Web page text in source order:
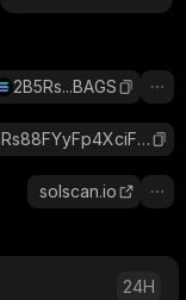
2B5Rs...BAGS
2B5Rs88FYyFp4XciFrJ7zovvEeybiinZA8PXsSptBAGS_solana
solscan.io
24H